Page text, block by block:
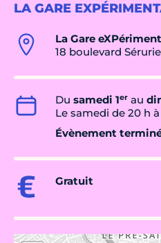
LA GARE
La Gare
18 boulevard
Du samedi 1er au
Le samedi de 20 h
Évènement
Gratuit